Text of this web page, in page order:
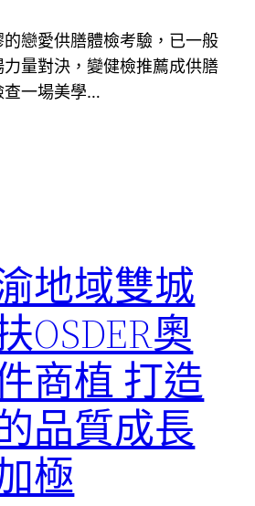
戀愛供膳體檢考驗，已一般
量對決，變健檢推薦成供膳
查一場美學…
地域雙城
OSDER奧
商植 打造
品質成長
極